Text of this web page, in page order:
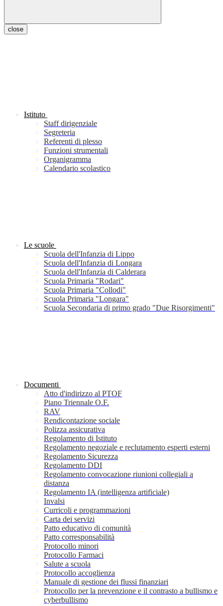
close
Istituto
Staff dirigenziale
Segreteria
Referenti di plesso
Funzioni strumentali
Organigramma
Calendario scolastico
Le scuole
Scuola dell'Infanzia di Lippo
Scuola dell'Infanzia di Longara
Scuola dell'Infanzia di Calderara
Scuola Primaria "Rodari"
Scuola Primaria "Collodi"
Scuola Primaria "Longara"
Scuola Secondaria di primo grado "Due Risorgimenti"
Documenti
Atto d'indirizzo al PTOF
Piano Triennale O.F.
RAV
Rendicontazione sociale
Polizza assicurativa
Regolamento di Istituto
Regolamento negoziale e reclutamento esperti esterni
Regolamento Sicurezza
Regolamento DDI
Regolamento convocazione riunioni collegiali a
distanza
Regolamento IA (intelligenza artificiale)
Invalsi
Curricoli e programmazioni
Carta dei servizi
Patto educativo di comunità
Patto corresponsabilità
Protocollo minori
Protocollo Farmaci
Salute a scuola
Protocollo accoglienza
Manuale di gestione dei flussi finanziari
Protocollo per la prevenzione e il contrasto a bullismo e
cyberbullismo